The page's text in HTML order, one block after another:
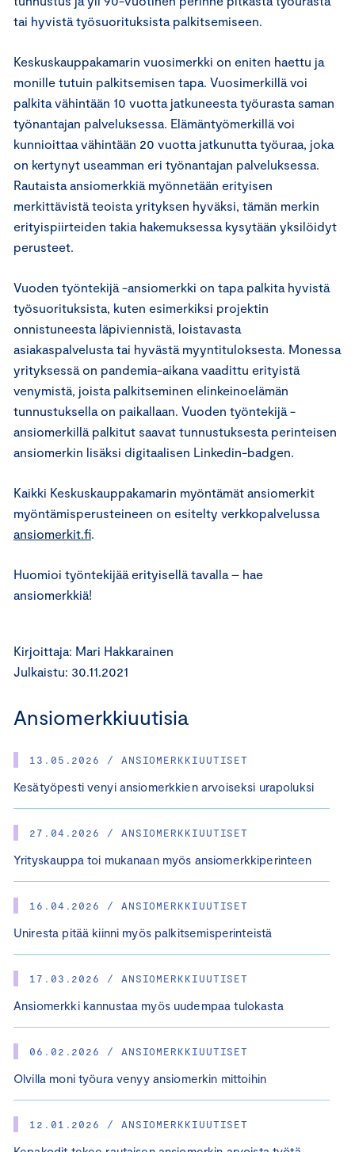
Kirjoittaja: Mari Hakkarainen
Julkaistu: 30.11.2021
Ansiomerkkiuutisia
13.05.2026 / ANSIOMERKKIUUTISET
Kesätyöpesti venyi ansiomerkkien arvoiseksi urapoluksi
27.04.2026 / ANSIOMERKKIUUTISET
Yrityskauppa toi mukanaan myös ansiomerkkiperinteen
16.04.2026 / ANSIOMERKKIUUTISET
Uniresta pitää kiinni myös palkitsemisperinteistä
17.03.2026 / ANSIOMERKKIUUTISET
Ansiomerkki kannustaa myös uudempaa tulokasta
06.02.2026 / ANSIOMERKKIUUTISET
Olvilla moni työura venyy ansiomerkin mittoihin
12.01.2026 / ANSIOMERKKIUUTISET
tai hyvistä työsuorituksista palkitsemiseen.
Keskuskauppakamarin vuosimerkki on eniten haettu ja
monille tutuin palkitsemisen tapa. Vuosimerkillä voi
palkita vähintään 10 vuotta jatkuneesta työurasta saman
työnantajan palveluksessa. Elämäntyömerkillä voi
kunnioittaa vähintään 20 vuotta jatkunutta työuraa, joka
on kertynyt useamman eri työnantajan palveluksessa.
Rautaista ansiomerkkiä myönnetään erityisen
merkittävistä teoista yrityksen hyväksi, tämän merkin
erityispiirteiden takia hakemuksessa kysytään yksilöidyt
perusteet.
Vuoden työntekijä -ansiomerkki on tapa palkita hyvistä
työsuorituksista, kuten esimerkiksi projektin
onnistuneesta läpiviennistä, loistavasta
asiakaspalvelusta tai hyvästä myyntituloksesta. Monessa
yrityksessä on pandemia-aikana vaadittu erityistä
venymistä, joista palkitseminen elinkeinoelämän
tunnustuksella on paikallaan. Vuoden työntekijä -
ansiomerkillä palkitut saavat tunnustuksesta perinteisen
ansiomerkin lisäksi digitaalisen Linkedin-badgen.
Kaikki Keskuskauppakamarin myöntämät ansiomerkit
myöntämisperusteineen on esitelty verkkopalvelussa
ansiomerkit.fi.
Huomioi työntekijää erityisellä tavalla – hae
ansiomerkkiä!